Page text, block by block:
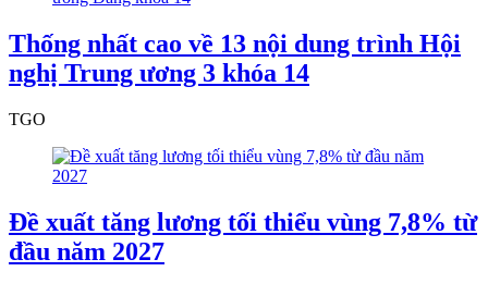
Thống nhất cao về 13 nội dung trình Hội
nghị Trung ương 3 khóa 14
TGO
Đề xuất tăng lương tối thiểu vùng 7,8% từ
đầu năm 2027